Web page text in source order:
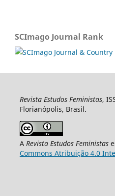
SCImago Journal Rank
Revista Estudos Feministas,
Florianópolis, Brasil.
A Revista Estudos Feministas
Commons Atribuição 4.0